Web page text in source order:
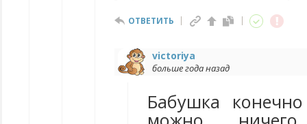
ОТВЕТИТЬ
victoriya
больше года назад
Бабушка